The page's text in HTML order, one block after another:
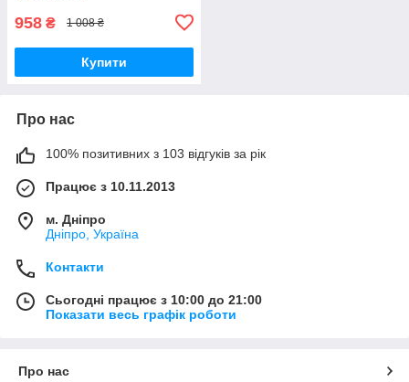
958 ₴ 1 008 ₴
Купити
Про нас
100% позитивних з 103 відгуків за рік
Працює з 10.11.2013
м. Дніпро
Дніпро, Україна
Контакти
Сьогодні працює з 10:00 до 21:00
Показати весь графік роботи
Про нас